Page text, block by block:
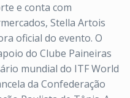
e conta com
Stella Artois
oficial do evento. O
do Clube Paineiras
mundial do ITF World
da Confederação